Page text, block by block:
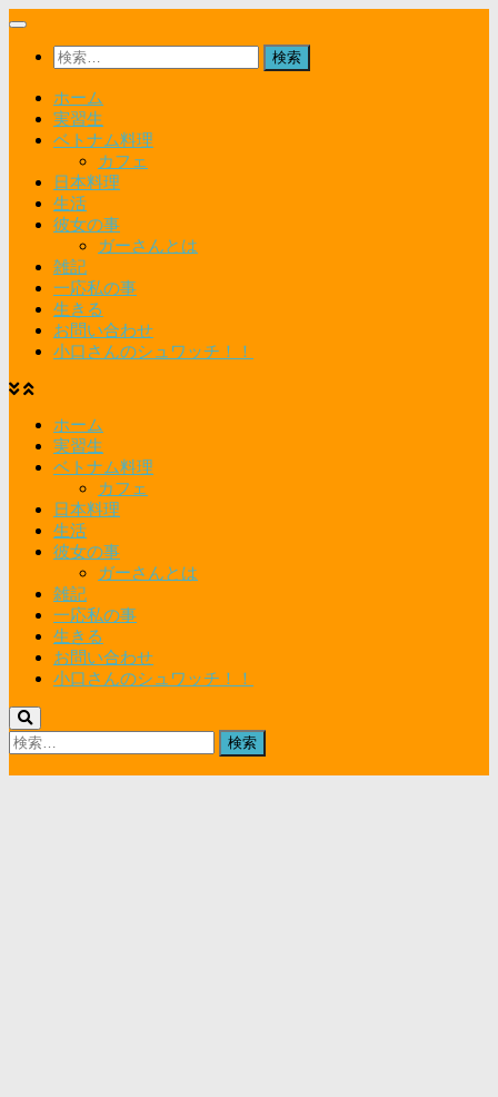
コ
検
索:
ホーム
実習生
ベトナム料理
カフェ
日本料理
生活
彼女の事
ガーさんとは
雑記
一応私の事
生きる
お問い合わせ
小口さんのシュワッチ！！
ホーム
実習生
ベトナム料理
カフェ
日本料理
生活
彼女の事
ガーさんとは
雑記
一応私の事
生きる
お問い合わせ
小口さんのシュワッチ！！
検
索: